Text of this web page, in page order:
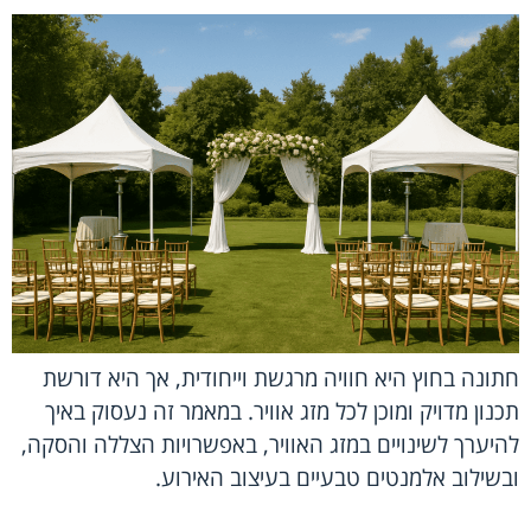
חתונה בחוץ היא חוויה מרגשת וייחודית, אך היא דורשת
תכנון מדויק ומוכן לכל מזג אוויר. במאמר זה נעסוק באיך
להיערך לשינויים במזג האוויר, באפשרויות הצללה והסקה,
ובשילוב אלמנטים טבעיים בעיצוב האירוע.